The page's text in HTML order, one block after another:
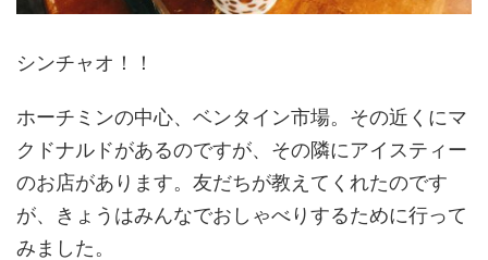
シンチャオ！！
ホーチミンの中心、ベンタイン市場。その近くにマ
クドナルドがあるのですが、その隣にアイスティー
のお店があります。友だちが教えてくれたのです
が、きょうはみんなでおしゃべりするために行って
みました。